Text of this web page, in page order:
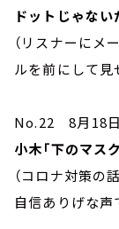
ドットじゃない
（リスナーにメ
ルを前にして見
No.22 8月18日
小木「下のマス
（コロナ対策の
自信ありげな声